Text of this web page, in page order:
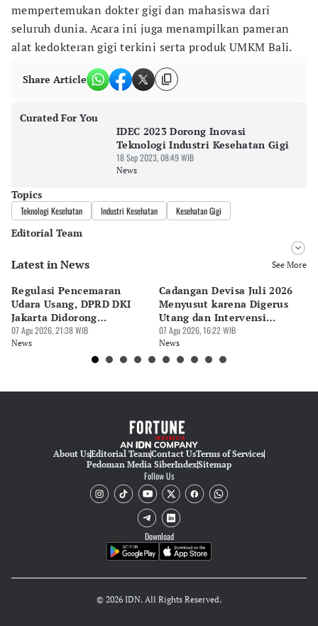
mempertemukan dokter gigi dan mahasiswa dari
seluruh dunia. Acara ini juga menampilkan pameran
alat kedokteran gigi terkini serta produk UMKM Bali.
Share Article
Curated For You
IDEC 2023 Dorong Inovasi
Teknologi Industri Kesehatan Gigi
18 Sep 2023, 08:49 WIB
News
Topics
Teknologi Kesehatan Industri Kesehatan Kesehatan Gigi
Editorial Team
Editor
Editor
Pingit Aria
Latest in News See More
Regulasi Pencemaran
Udara Usang, DPRD DKI
Jakarta Didorong
Prioritaskan Revisi Perda
07 Agu 2026, 21:38 WIB
News
Cadangan Devisa Juli 2026
Menyusut karena Digerus
Utang dan Intervensi
Rupiah
07 Agu 2026, 16:22 WIB
News
About UsEditorial TeamContact UsTerms of Services
Pedoman Media SiberIndexSitemap
Follow Us
Download
© 2026 IDN. All Rights Reserved.